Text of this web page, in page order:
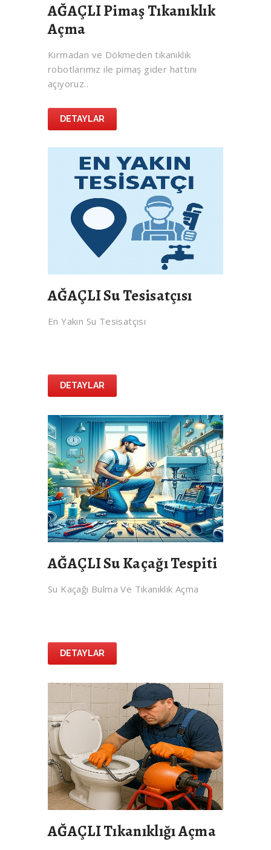
AĞAÇLI Pimaş Tıkanıklık
Açma
Kırmadan ve Dökmeden tıkanıklık
robotlarımız ile pimaş gider hattını
açıyoruz..
DETAYLAR
AĞAÇLI Su Tesisatçısı
En Yakın Su Tesisatçısı
DETAYLAR
AĞAÇLI Su Kaçağı Tespiti
Su Kaçağı Bulma Ve Tıkanıklık Açma
DETAYLAR
AĞAÇLI Tıkanıklığı Açma